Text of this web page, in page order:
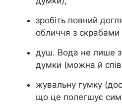
зробіть повний
обличчя з скрабами
душ. Вода не лише
думки (можна й
жувальну гумку
що це полегшує